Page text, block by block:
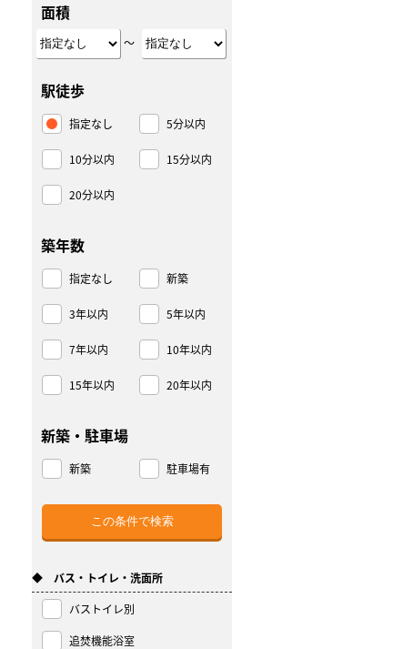
面積
～
駅徒歩
指定なし 5分以内
10分以内 15分以内
20分以内
築年数
指定なし 新築
3年以内 5年以内
7年以内 10年以内
15年以内 20年以内
新築・駐車場
新築 駐車場有
◆ バス・トイレ・洗面所
バストイレ別
追焚機能浴室